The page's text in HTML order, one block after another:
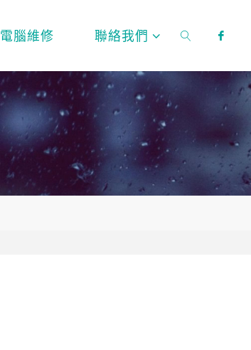
電腦維修 聯絡我們
SEARCH